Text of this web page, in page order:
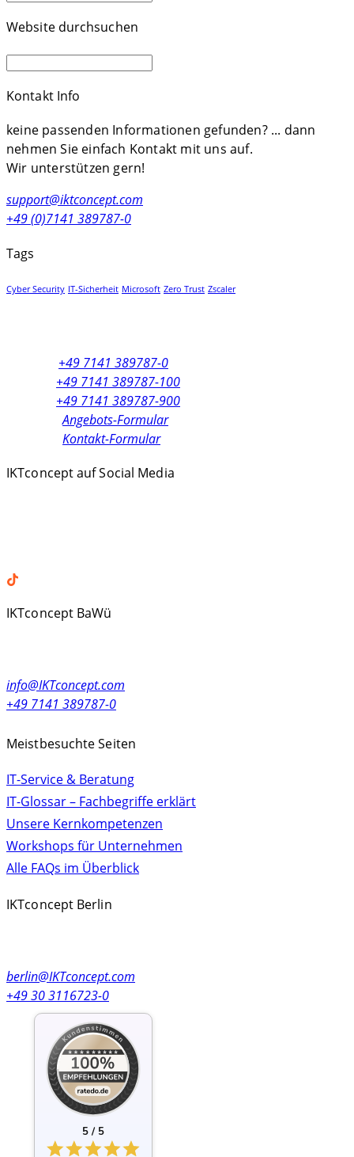
Website durchsuchen
Kontakt Info
keine passenden Informationen gefunden? ... dann
nehmen Sie einfach Kontakt mit uns auf.
Wir unterstützen gern!
support@iktconcept.com
+49 (0)7141 389787-0
Tags
Cyber Security IT-Sicherheit Microsoft Zero Trust Zscaler
+49 7141 389787-0
+49 7141 389787-100
+49 7141 389787-900
Anfragen:Angebots-Formular
Kontakt-Formular
IKTconcept auf Social Media
IKTconcept BaWü
info@IKTconcept.com
+49 7141 389787-0
Meistbesuchte Seiten
IT-Service & Beratung
IT-Glossar – Fachbegriffe erklärt
Unsere Kernkompetenzen
Workshops für Unternehmen
Alle FAQs im Überblick
IKTconcept Berlin
berlin@IKTconcept.com
+49 30 3116723-0
5 / 5